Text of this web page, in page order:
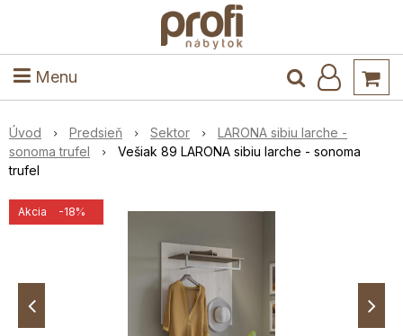
Menu
Kuchyňa a jedáleň
Úvod Predsieň Sektor
LARONA sibiu larche -
sonoma trufel
Vešiak 89 LARONA sibiu larche - sonoma
trufel
Akcia -18%